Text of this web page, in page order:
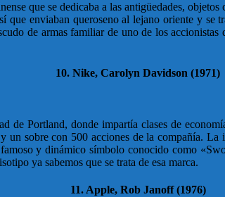
que se dedicaba a las antigüedades,
enviaban queroseno al lejano oriente y
de armas familiar de uno de los
10. Nike, Carolyn Davidson (1971)
de Portland, donde impartía clases de
sobre con 500 acciones de la compañía.
y dinámico símbolo conocido como
ya sabemos que se trata de esa marca.
11. Apple, Rob Janoff (1976)